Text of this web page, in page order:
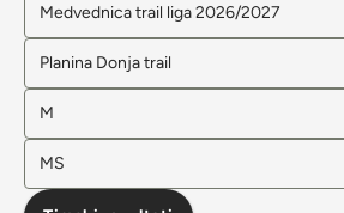
Medvednica trail liga 2026/2027
Planina Donja trail
M
MS